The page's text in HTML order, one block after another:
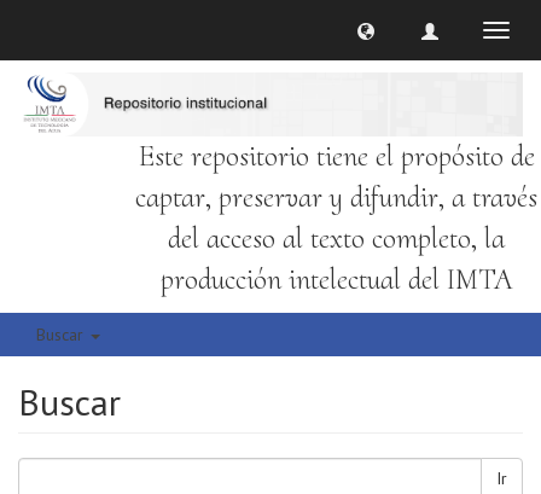
Este repositorio tiene el propósito de
captar, preservar y difundir, a través
del acceso al texto completo, la
producción intelectual del IMTA
Buscar
Buscar
Ir